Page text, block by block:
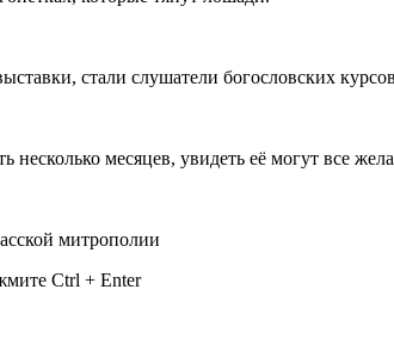
стали слушатели богословских
несколько месяцев, увидеть её могут все
митрополии
Ctrl + Enter